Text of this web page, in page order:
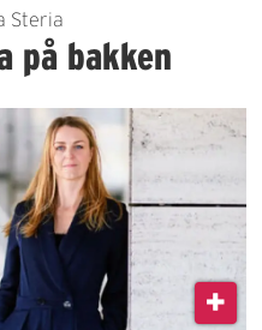
Steria
på bakken